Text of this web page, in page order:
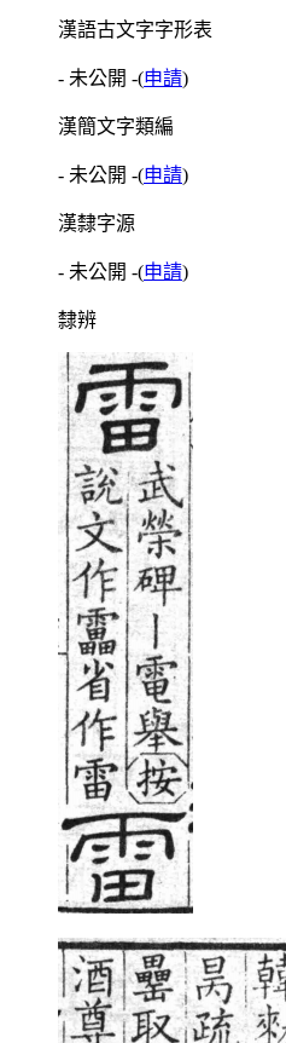
漢語古文字字形表
- 未公開 -(申請)
漢簡文字類編
- 未公開 -(申請)
漢隸字源
- 未公開 -(申請)
隸辨